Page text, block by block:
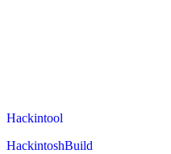
Hackintool
HackintoshBuild